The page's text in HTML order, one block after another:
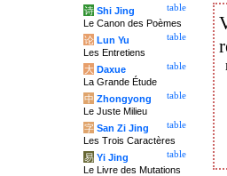
table
诗 Shi Jing
Le Canon des Poèmes
table
论 Lun Yu
Les Entretiens
table
大 Daxue
La Grande Étude
table
中 Zhongyong
Le Juste Milieu
table
字 San Zi Jing
Les Trois Caractères
table
易 Yi Jing
Le Livre des Mutations